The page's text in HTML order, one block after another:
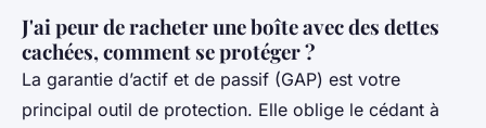
J'ai peur de racheter une boîte avec des dettes
cachées, comment se protéger ?
La garantie d’actif et de passif (GAP) est votre
principal outil de protection. Elle oblige le cédant à